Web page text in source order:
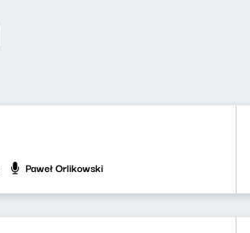
Paweł Orlikowski